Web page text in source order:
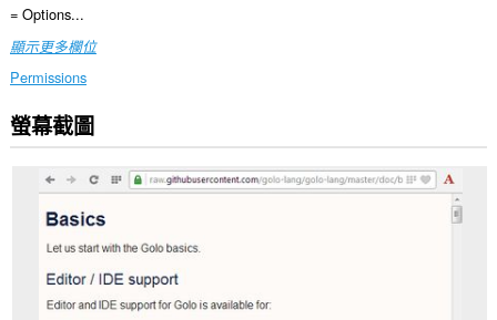
= Options...
顯示更多欄位
Permissions
這
個
螢幕截圖